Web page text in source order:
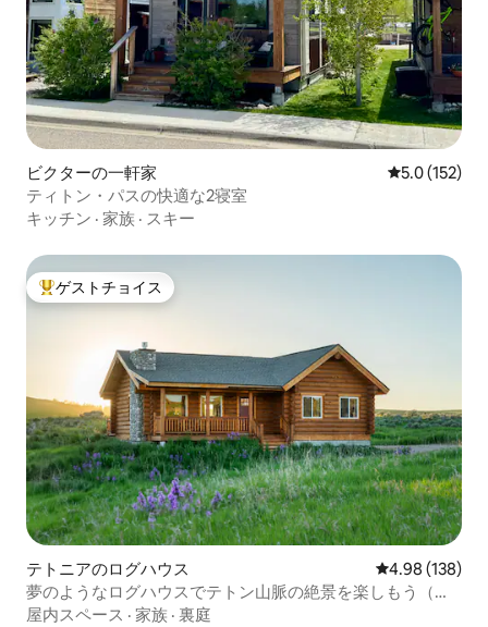
ビクターの一軒家 レビュー152
5.0 (152)
ティトン・パスの快適な2寝室
キッチン · 家族 · スキー
大好評のゲストチョイスです。
ゲストチョイス
テトニアのログハウス レビュー138
4.98 (138)
夢のようなログハウスでテトン山脈の絶景を楽しもう（犬
同伴可）
屋内スペース · 家族 · 裏庭